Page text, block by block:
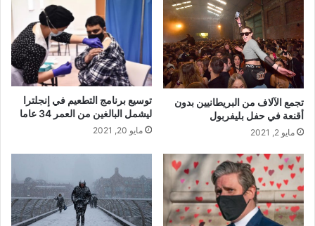
تجمع الآلاف من البريطانيين بدون
أقنعة في حفل بليفربول
مايو 2, 2021
توسيع برنامج التطعيم في إنجلترا
ليشمل البالغين من العمر 34 عاما
مايو 20, 2021